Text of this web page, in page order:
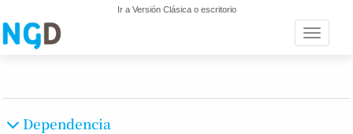
Ir a Versión Clásica o escritorio
Toggle
Dependencia